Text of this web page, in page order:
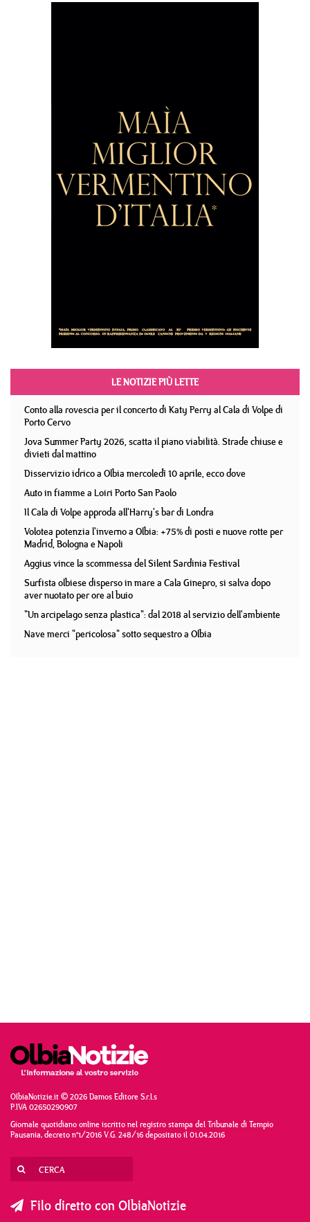
LE NOTIZIE PIÙ LETTE
Conto alla rovescia per il concerto di Katy Perry al Cala di Volpe di
Porto Cervo
Jova Summer Party 2026, scatta il piano viabilità. Strade chiuse e
divieti dal mattino
Disservizio idrico a Olbia mercoledì 10 aprile, ecco dove
Auto in fiamme a Loiri Porto San Paolo
Il Cala di Volpe approda all'Harry's bar di Londra
Volotea potenzia l'inverno a Olbia: +75% di posti e nuove rotte per
Madrid, Bologna e Napoli
Aggius vince la scommessa del Silent Sardinia Festival
Surfista olbiese disperso in mare a Cala Ginepro, si salva dopo
aver nuotato per ore al buio
"Un arcipelago senza plastica": dal 2018 al servizio dell'ambiente
Nave merci "pericolosa" sotto sequestro a Olbia
OlbiaNotizie.it © 2026 Damos Editore S.r.l.s
P.IVA 02650290907
Giornale quotidiano online iscritto nel registro stampa del Tribunale di Tempio
Pausania, decreto n°1/2016 V.G. 248/16 depositato il 01.04.2016
Filo diretto con OlbiaNotizie